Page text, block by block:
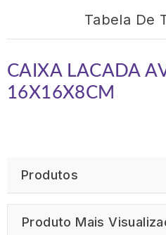
Tabela De
CAIXA LACADA
16X16X8CM
Produtos
Produto Mais